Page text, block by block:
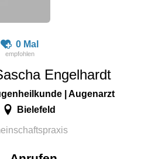
0 Mal
Engelhardt
| Augenarzt
Bielefeld